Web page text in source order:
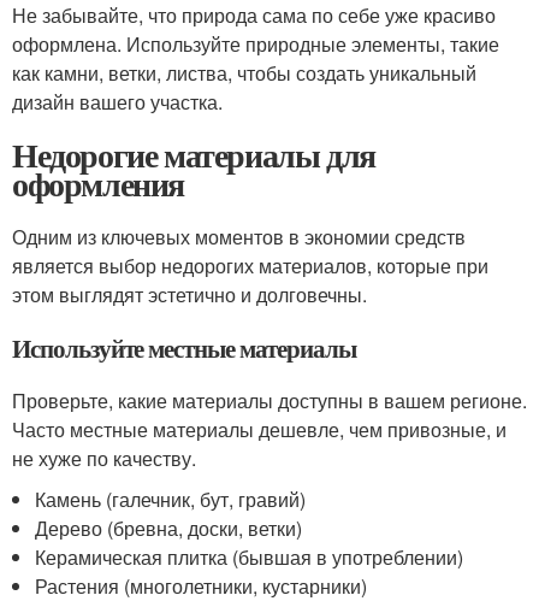
Не забывайте, что природа сама по себе уже красиво
оформлена. Используйте природные элементы, такие
как камни, ветки, листва, чтобы создать уникальный
дизайн вашего участка.
Недорогие материалы для
оформления
Одним из ключевых моментов в экономии средств
является выбор недорогих материалов, которые при
этом выглядят эстетично и долговечны.
Используйте местные материалы
Проверьте, какие материалы доступны в вашем регионе.
Часто местные материалы дешевле, чем привозные, и
не хуже по качеству.
Камень (галечник, бут, гравий)
Дерево (бревна, доски, ветки)
Керамическая плитка (бывшая в употреблении)
Растения (многолетники, кустарники)